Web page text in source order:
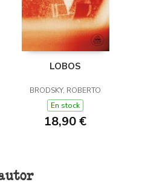
LOBOS
BRODSKY, ROBERTO
En stock
18,90 €